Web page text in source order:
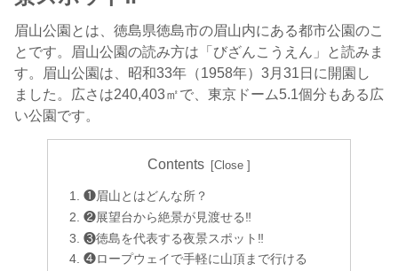
眉山公園とは、徳島県徳島市の眉山内にある都市公園のこ
とです。眉山公園の読み方は「びざんこうえん」と読みま
す。眉山公園は、昭和33年（1958年）3月31日に開園し
ました。広さは240,403㎡で、東京ドーム5.1個分もある広
い公園です。
Contents
❶眉山とはどんな所？
❷展望台から絶景が見渡せる‼︎
❸徳島を代表する夜景スポット‼︎
❹ロープウェイで手軽に山頂まで行ける